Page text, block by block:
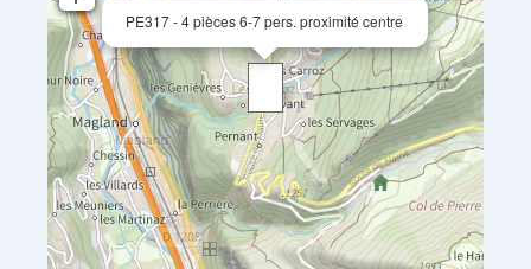
PE317 - 4 pièces 6-7 pers. proximité centre